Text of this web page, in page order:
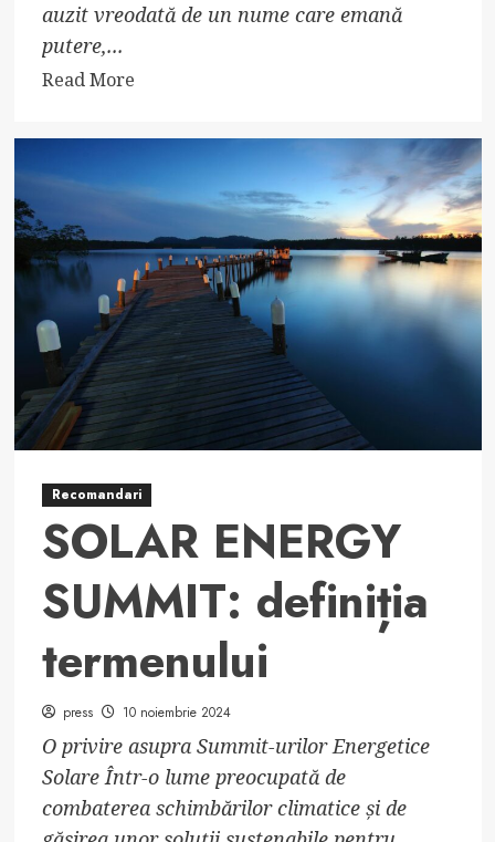
auzit vreodată de un nume care emană
putere,...
Read MoreRead
about
ARCANGELO:
semnificație,
origine,
trăsături
și
personalitate
Recomandari
SOLAR ENERGY
SUMMIT: definiția
termenului
press 10 noiembrie 2024
O privire asupra Summit-urilor Energetice
Solare Într-o lume preocupată de
combaterea schimbărilor climatice și de